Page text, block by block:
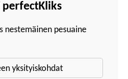
perfectKliks
nestemäinen pesuaine
yksityiskohdat